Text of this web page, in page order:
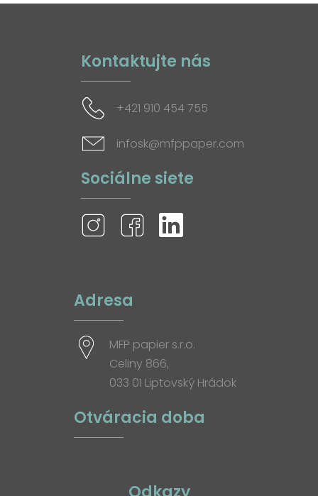
Kontaktujte nás
+421 910 454 755
infosk@mfppaper.com
Sociálne siete
Adresa
MFP papier s.r.o.
Celiny 866,
033 01 Liptovský Hrádok
Otváracia doba